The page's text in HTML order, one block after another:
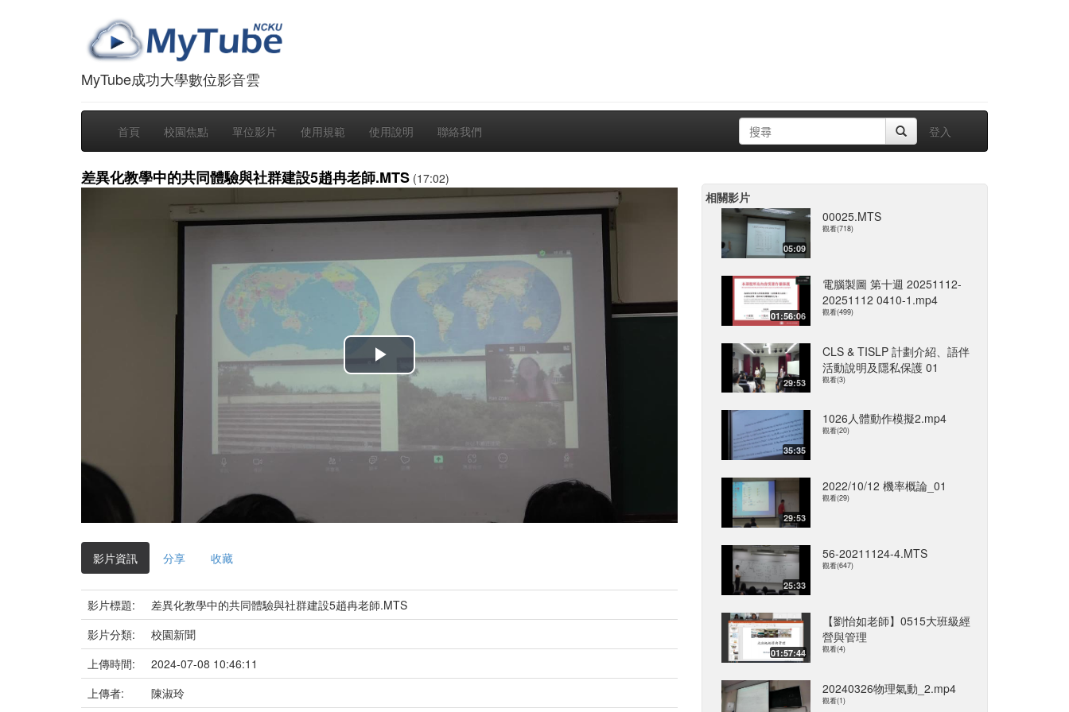
MyTube成功大學數位影音雲
首頁 校園焦點 單位影片 使用規範 使用說明 聯絡我們 登入
差異化教學中的共同體驗與社群建設5趙冉老師.MTS (17:02)
播
放
影
影片資訊 分享 收藏
影片標題:
差異化教學中的共同體驗與社群建設5趙冉老師.MTS
影片分類:
校園新聞
上傳時間:
2024-07-08 10:46:11
上傳者:
陳淑玲
相關影片
05:09
00025.MTS
觀看(718)
01:56:06
電腦製圖 第十週 20251112-
20251112 0410-1.mp4
觀看(499)
29:53
CLS & TISLP 計劃介紹、語伴
活動說明及隱私保護 01
觀看(3)
35:35
1026人體動作模擬2.mp4
觀看(20)
29:53
2022/10/12 機率概論_01
觀看(29)
25:33
56-20211124-4.MTS
觀看(647)
01:57:44
【劉怡如老師】0515大班級經
營與管理
觀看(4)
20240326物理氣動_2.mp4
觀看(1)